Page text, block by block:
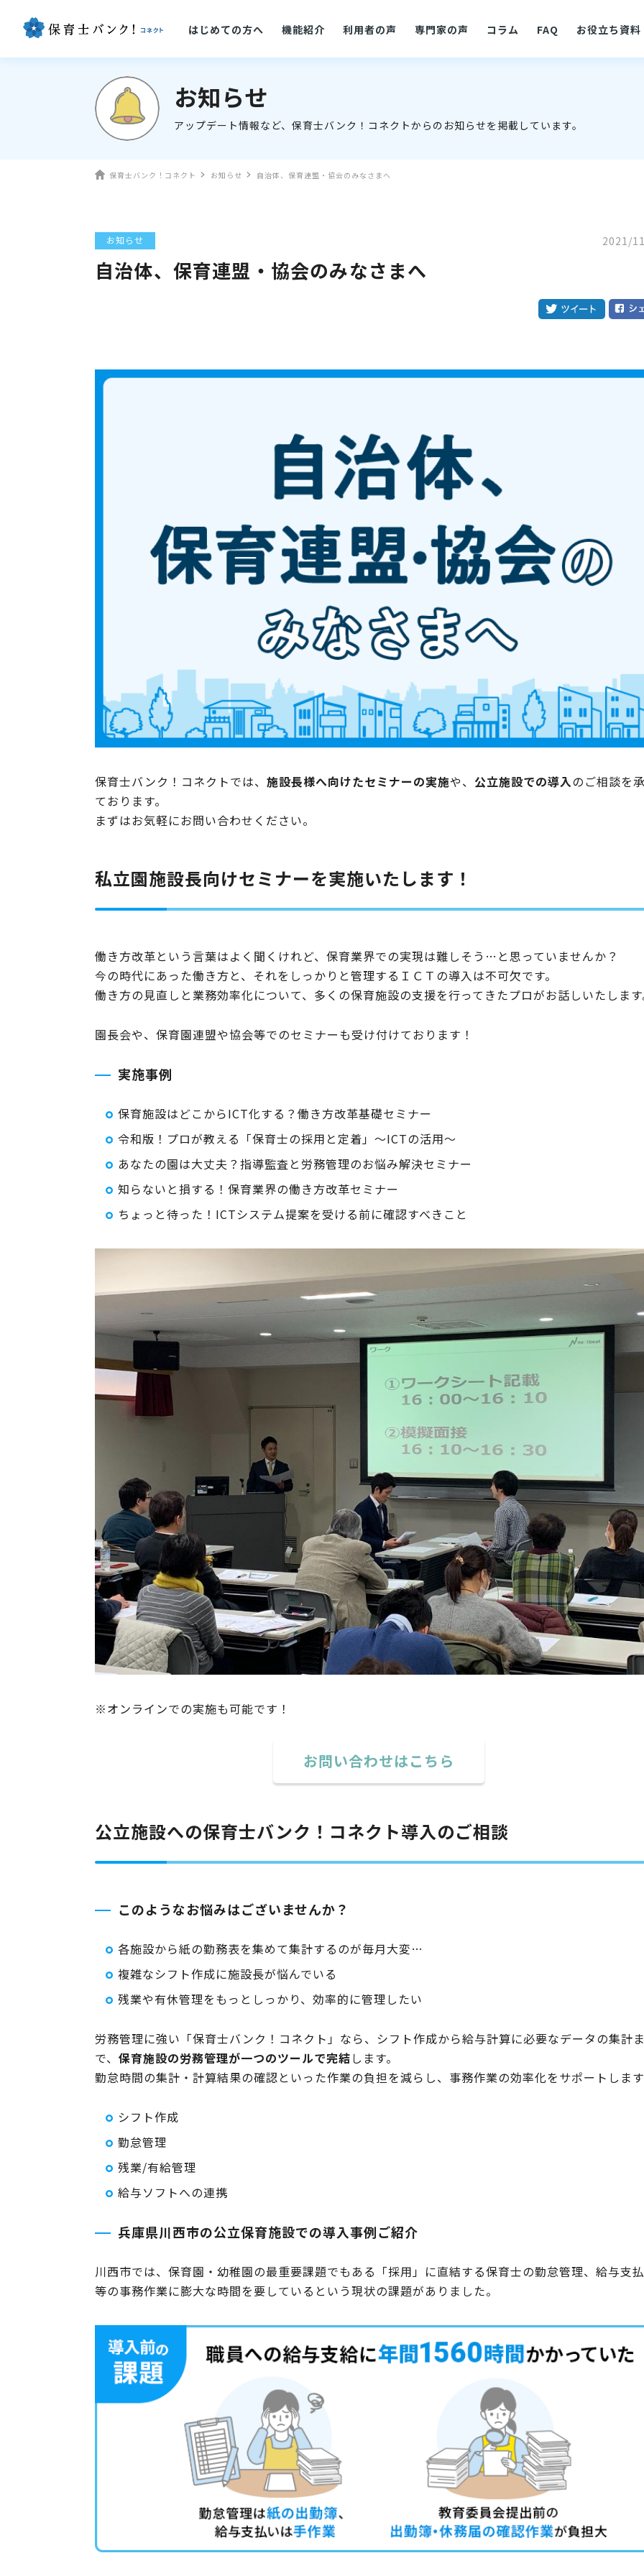
はじめての方へ 機能紹介 利用者の声 専門家の声 コラム FAQ お役立ち資料
お知らせ
アップデート情報など、保育士バンク！コネクトからのお知らせを掲載しています。
保育士バンク！コネクト お知らせ 自治体、保育連盟・協会のみなさまへ
お知らせ 2021/
自治体、保育連盟・協会のみなさまへ
保育士バンク！コネクトでは、 施設長様へ向けたセミナーの実施や、 公立施設での導入のご相談を
ております。
まずはお気軽にお問い合わせください。
私立園施設長向けセミナーを実施いたします！
働き方改革という言葉はよく聞くけれど、保育業界での実現は難しそう…と思っていませんか？
今の時代にあった働き方と、それをしっかりと管理するＩＣＴの導入は不可欠です。
働き方の見直しと業務効率化について、多くの保育施設の支援を行ってきたプロがお話しいたしま
園長会や、保育園連盟や協会等でのセミナーも受け付けております！
実施事例
保育施設はどこからICT化する？働き方改革基礎セミナー
令和版！プロが教える「保育士の採用と定着」～ICTの活用～
あなたの園は大丈夫？指導監査と労務管理のお悩み解決セミナー
知らないと損する！保育業界の働き方改革セミナー
ちょっと待った！ICTシステム提案を受ける前に確認すべきこと
※オンラインでの実施も可能です！
お問い合わせはこちら
公立施設への保育士バンク！コネクト導入のご相談
このようなお悩みはございませんか？
各施設から紙の勤務表を集めて集計するのが毎月大変…
複雑なシフト作成に施設長が悩んでいる
残業や有休管理をもっとしっかり、効率的に管理したい
労務管理に強い「保育士バンク！コネクト」なら、シフト作成から給与計算に必要なデータの集計
で、 保育施設の労務管理が一つのツールで完結します。
勤怠時間の集計・計算結果の確認といった作業の負担を減らし、事務作業の効率化をサポートしま
シフト作成
勤怠管理
残業/有給管理
給与ソフトへの連携
兵庫県川西市の公立保育施設での導入事例ご紹介
川西市では、保育園・幼稚園の最重要課題でもある「採用」に直結する保育士の勤怠管理、給与支
等の事務作業に膨大な時間を要しているという現状の課題がありました。